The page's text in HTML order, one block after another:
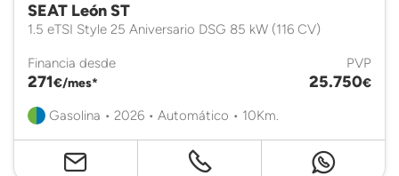
SEAT León ST
1.5 eTSI Style 25 Aniversario DSG 85 kW (116 CV)
Financia desde
271€/mes*
PVP
25.750€
Gasolina • 2026 • Automático • 10Km.